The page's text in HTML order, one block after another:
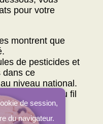
pour votre
montrent que
de pesticides et
dans ce
niveau national.
évoluer au fil
ou
(ou
de session,
du navigateur.